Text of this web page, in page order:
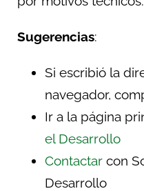
Sugerencias:
Si escribió la
navegador,
Ir a la página
el Desarrollo
Contactar con
Desarrollo